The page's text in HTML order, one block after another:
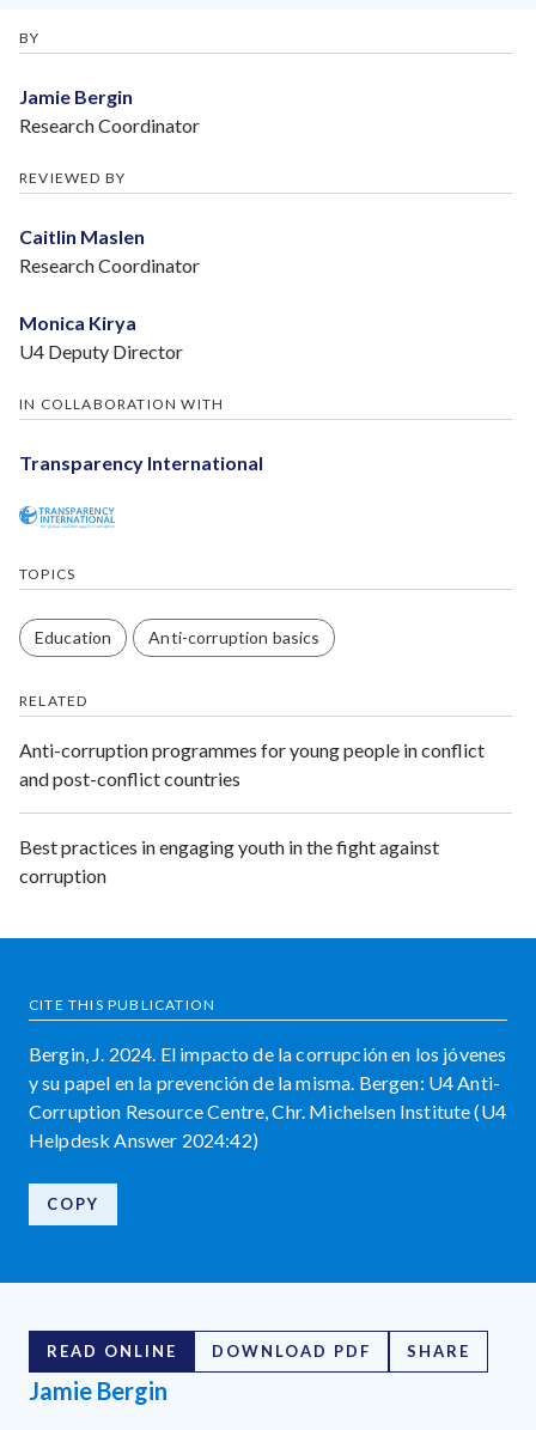
BY
Jamie Bergin
Research Coordinator
REVIEWED BY
Caitlin Maslen
Research Coordinator
Monica Kirya
U4 Deputy Director
IN COLLABORATION WITH
Transparency International
TOPICS
Education Anti-corruption basics
RELATED
Anti-corruption programmes for young people in conflict
and post-conflict countries
Best practices in engaging youth in the fight against
corruption
CITE THIS PUBLICATION
Bergin, J. 2024. El impacto de la corrupción en los jóvenes
y su papel en la prevención de la misma. Bergen: U4 Anti-
Corruption Resource Centre, Chr. Michelsen Institute (U4
Helpdesk Answer 2024:42)
COPY
READ ONLINE DOWNLOAD PDF SHARE
Jamie Bergin